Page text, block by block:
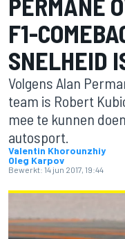
F1-
SNELHEID
Volgens Alan
team is Robert
mee te kunnen
autosport.
Valentin Khorounzhiy
Oleg Karpov
Bewerkt: 14 jun 2017, 19:44